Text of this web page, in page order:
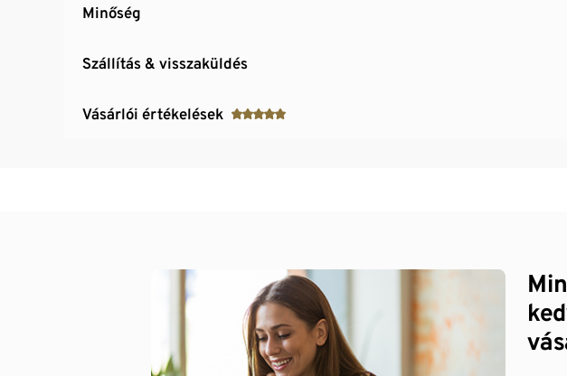
Minőség
Szállítás & visszaküldés
Vásárlói értékelések